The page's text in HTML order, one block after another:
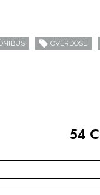
OVERDOSE
54